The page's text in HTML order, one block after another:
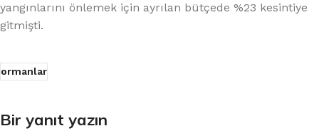
yangınlarını önlemek için ayrılan bütçede %23 kesintiye
gitmişti.
ormanlar
Bir yanıt yazın